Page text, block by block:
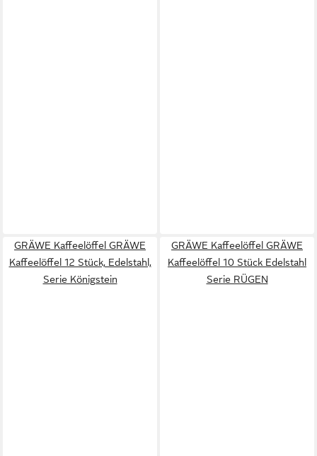
GRÄWE Kaffeelöffel GRÄWE
Kaffeelöffel 12 Stück, Edelstahl,
Serie Königstein
GRÄWE Kaffeelöffel GRÄWE
Kaffeelöffel 10 Stück Edelstahl
Serie RÜGEN